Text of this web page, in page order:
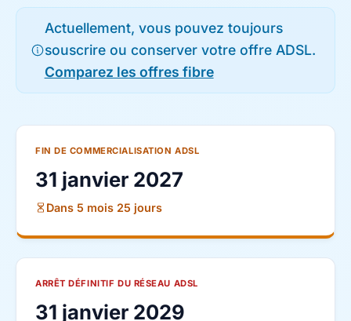
Actuellement, vous pouvez toujours
souscrire ou conserver votre offre ADSL.
Comparez les offres fibre
FIN DE COMMERCIALISATION ADSL
31 janvier 2027
Dans 5 mois 25 jours
ARRÊT DÉFINITIF DU RÉSEAU ADSL
31 janvier 2029